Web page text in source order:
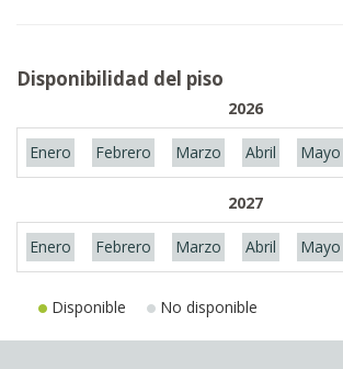
Disponibilidad del piso
2026
Enero Febrero Marzo Abril Mayo
2027
Enero Febrero Marzo Abril Mayo
Disponible No disponible